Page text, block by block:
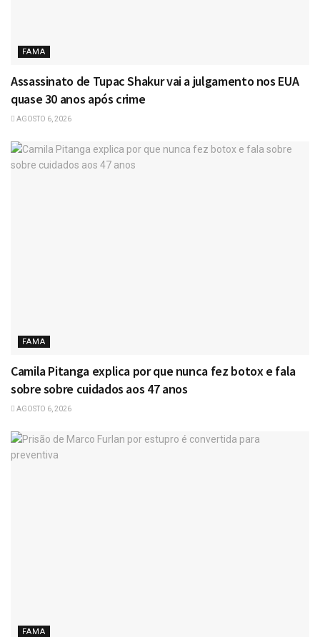
FAMA
Assassinato de Tupac Shakur vai a julgamento nos EUA
quase 30 anos após crime
AGOSTO 6, 2026
FAMA
Camila Pitanga explica por que nunca fez botox e fala
sobre sobre cuidados aos 47 anos
AGOSTO 6, 2026
FAMA